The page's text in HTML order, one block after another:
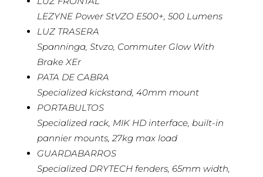
LEZYNE Power StVZO E500+, 500 Lumens
LUZ TRASERA
Spanninga, Stvzo, Commuter Glow With
Brake XEr
PATA DE CABRA
Specialized kickstand, 40mm mount
PORTABULTOS
Specialized rack, MIK HD interface, built-in
pannier mounts, 27kg max load
GUARDABARROS
Specialized DRYTECH fenders, 65mm width,